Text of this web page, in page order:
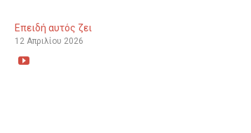
Επειδή αυτός ζει
12 Απριλίου 2026
